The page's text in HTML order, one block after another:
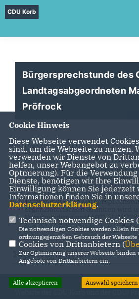
CDU Korb
Bürgersprechstunde des
Landtagsabgeordneten
Pröfrock
Der Korber CDU-
Pröfrock bietet amDienstag, den
der Zeit von 10.30 bis 11.30 Uhrin
Kreisgeschäftsstelle (Mayenner
Waiblingen) eine
organisatorischen Gründen wird
Voranmeldung unter 07151/
post@matthias-proefrock.de
14.04.2015, 09:05 Uhr
Cookie Hinweis
Diese Webseite verwendet
sind, um die Webseite zu nutzen.
verwenden wir Dienste von
helfen, unser Webangebot zu
Optmierung). Für die
Dienste, benötigen wir Ihre
Einwilligung können Sie jederzeit
Informationen finden Sie in
Datenschutzerklärung.
Technisch notwendige Cookies (
Die notwendigen Cookies werden allein für
ordnungsgemäßen Gebrauch der
Cookies von Drittanbietern (
Zur Optimierung unserer Webseite binden
Angebote von Drittanbietern ein.
Alle akzeptieren Auswahl speichern